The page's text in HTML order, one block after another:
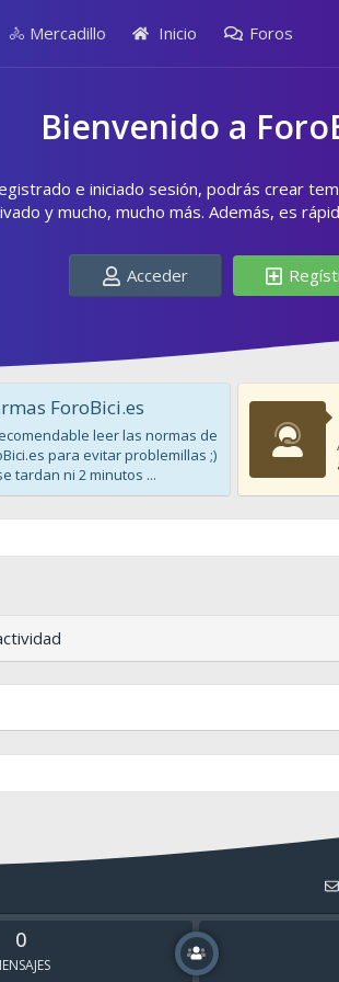
🚴 Mercadillo Inicio Foros
Bienvenido a
e iniciado sesión, podrás crear
y mucho, mucho más. Además, es
Acceder
ForoBici.es
leer las normas de
para evitar problemillas ;)
tardan ni 2 minutos ...
0